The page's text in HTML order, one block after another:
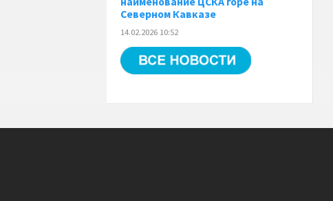
Северном Кавказе
14.02.2026 10:52